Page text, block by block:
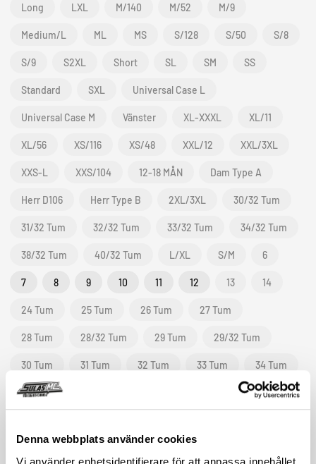
Denna webbplats använder cookies
Vi använder enhetsidentifierare för att anpassa innehållet
Long LXL M/140 M/52 M/9
Medium/L ML MS S/128 S/50 S/8
S/9 S2XL Short SL SM SS
Standard SXL Universal Case L
Universal Case M Vänster XL-XXXL XL/11
XL/56 XS/116 XS/48 XXL/12 XXL/3XL
XXS-L XXS/104 12-18 MÅN Dam Type A
Herr D106 Herr Type B 2XL/3XL 30/32 Tum
31/32 Tum 32/32 Tum 33/32 Tum 34/32 Tum
38/32 Tum 40/32 Tum L/XL S/M 6
7 8 9 10 11 12 13 14
24 Tum 25 Tum 26 Tum 27 Tum
28 Tum 28/32 Tum 29 Tum 29/32 Tum
30 Tum 31 Tum 32 Tum 33 Tum 34 Tum
36 36 Tum 38 Tum